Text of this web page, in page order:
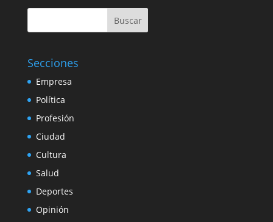
Buscar
Secciones
Empresa
Política
Profesión
Ciudad
Cultura
Salud
Deportes
Opinión